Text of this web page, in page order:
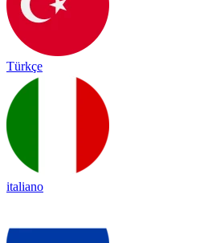
Türkçe
italiano